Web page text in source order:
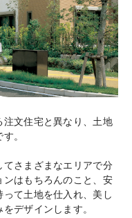
文住宅と異なり、土地
。
さまざまなエリアで分
はもちろんのこと、安
て土地を仕入れ、美し
デザインします。